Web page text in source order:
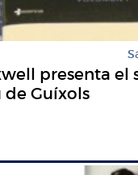
presenta el
de Guíxols